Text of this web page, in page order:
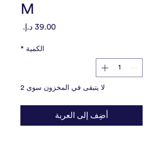
M
الكمية *
لا يتبقى في المخزون سوى 2
أضِف إلى العربة